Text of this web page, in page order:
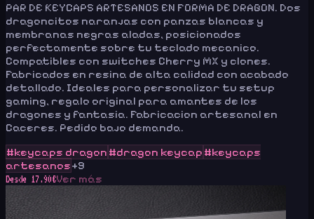
PAR DE KEYCAPS ARTESANOS EN FORMA DE DRAGON. Dos
dragoncitos naranjas con panzas blancas y
membranas negras aladas, posicionados
perfectamente sobre tu teclado mecanico.
Compatibles con switches Cherry MX y clones.
Fabricados en resina de alta calidad con acabado
detallado. Ideales para personalizar tu setup
gaming, regalo original para amantes de los
dragones y fantasia. Fabricacion artesanal en
Caceres. Pedido bajo demanda.
#keycaps dragon #dragon keycap #keycaps
artesanos+9
Desde 17.90€Ver más